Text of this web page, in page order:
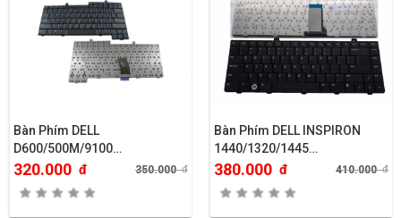
Bàn Phím DELL
D600/500M/9100…
320.000 đ 350.000đ
Bàn Phím DELL INSPIRON
1440/1320/1445…
380.000 đ 410.000đ